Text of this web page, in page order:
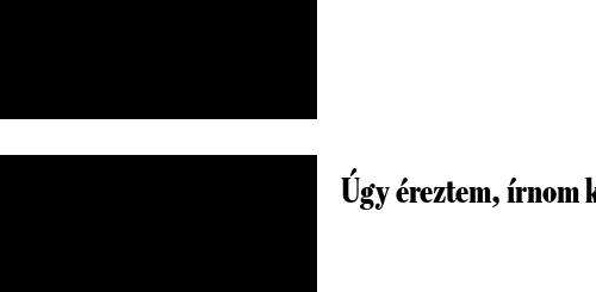
Úgy éreztem, írnom